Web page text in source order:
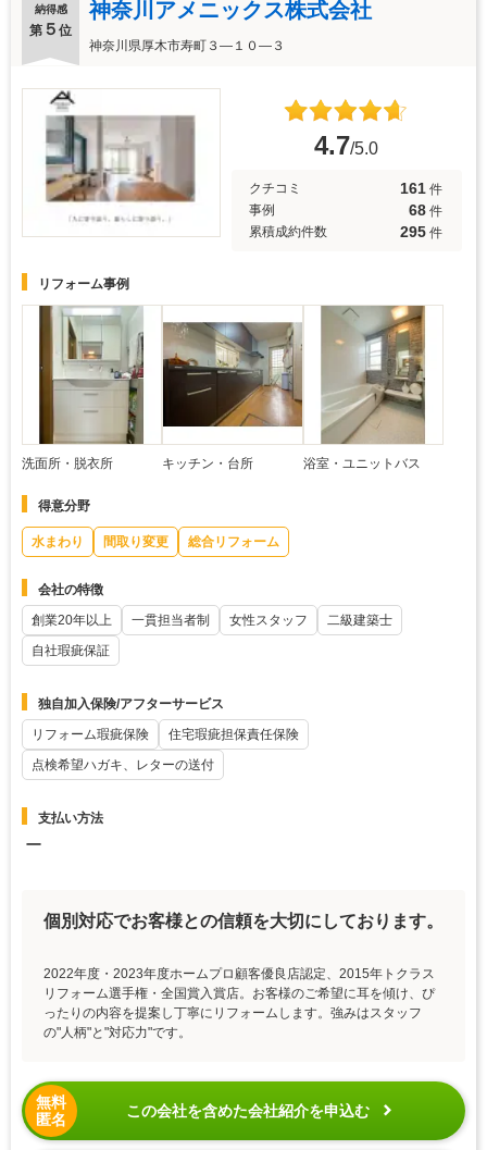
納得感
第 ５ 位
神奈川アメニックス株式会社
神奈川県厚木市寿町３―１０―３
4.7/5.0
クチコミ 161 件
事例
68 件
累積成約件数
295 件
リフォーム事例
洗面所・脱衣所 キッチン・台所 浴室・ユニットバス
得意分野
水まわり 間取り変更 総合リフォーム
会社の特徴
創業20年以上
一貫担当者制 女性スタッフ
二級建築士
自社瑕疵保証
独自加入保険/アフターサービス
リフォーム瑕疵保険
住宅瑕疵担保責任保険
点検希望ハガキ、レターの送付
支払い方法
ー
個別対応でお客様との信頼を大切にしております。
2022年度・2023年度ホームプロ顧客優良店認定、2015年トクラス
リフォーム選手権・全国賞入賞店。お客様のご希望に耳を傾け、ぴ
ったりの内容を提案し丁寧にリフォームします。強みはスタッフ
の"人柄"と"対応力"です。
無料
匿名
この会社を含めた会社紹介を申込む